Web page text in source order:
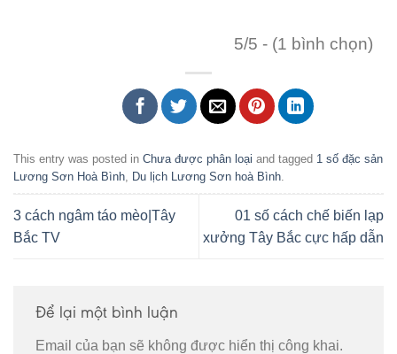
5/5 - (1 bình chọn)
This entry was posted in Chưa được phân loại and tagged 1 số đặc sản
Lương Sơn Hoà Bình, Du lịch Lương Sơn hoà Bình.
3 cách ngâm táo mèo|Tây
Bắc TV
01 số cách chế biến lạp
xưởng Tây Bắc cực hấp dẫn
Để lại một bình luận
Email của bạn sẽ không được hiển thị công khai.